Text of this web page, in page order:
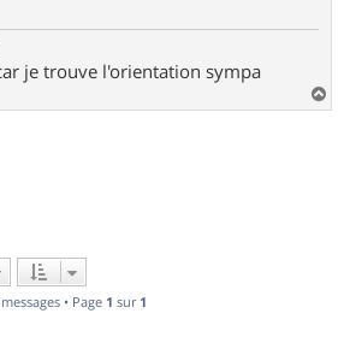
je trouve l'orientation sympa
a
• Page 1 sur 1